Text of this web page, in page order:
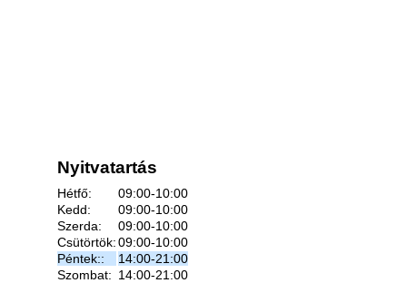
Nyitvatartás
Hétfő:
09:00-10:00
Kedd:
09:00-10:00
Szerda:
09:00-10:00
Csütörtök:09:00-10:00
Péntek::
14:00-21:00
Szombat: 14:00-21:00